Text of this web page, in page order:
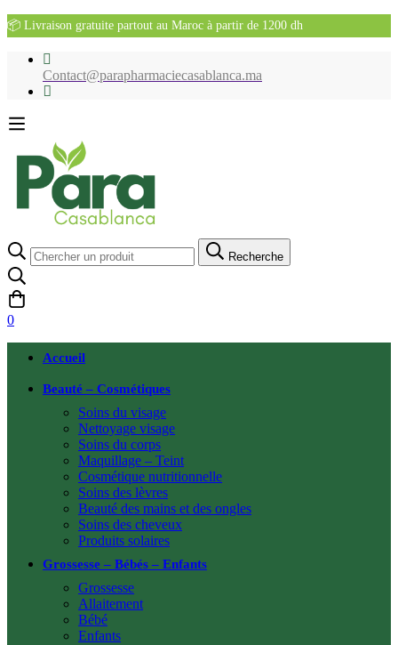
📦 Livraison gratuite partout au Maroc à partir de 1200 dh
Contact@parapharmaciecasablanca.ma
Recherche
pour:
Recherche
0
Accueil
Beauté – Cosmétiques
Soins du visage
Nettoyage visage
Soins du corps
Maquillage – Teint
Cosmétique nutritionnelle
Soins des lèvres
Beauté des mains et des ongles
Soins des cheveux
Produits solaires
Grossesse – Bébés – Enfants
Grossesse
Allaitement
Bébé
Enfants